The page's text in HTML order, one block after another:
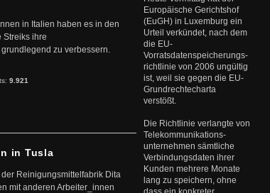
in Italien haben es in den
Streiks ihre
zu verbessern.
9.921
in Tusla
Reinigungsmittelfabrik Dita
mit anderen Arbeiter_innen
Europäische Gerichtshof
(EuGH) in Luxemburg ein
Urteil verkündet, nach dem
die EU-
Vorratsdatenspeicherungs-
richtlinie von 2006 ungültig
ist, weil sie gegen die EU-
Grundrechtecharta
verstößt.
Die Richtlinie verlangte von
Telekommunikations-
unternehmen sämtliche
Verbindungsdaten ihrer
Kunden mehrere Monate
lang zu speichern, ohne